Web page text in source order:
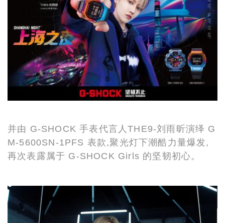
并由 G-SHOCK 手表代言人THE9-刘雨昕演绎 G
M-5600SN-1PFS 表款,聚光灯下潮酷力量爆发,
再次表露属于 G-SHOCK Girls 的坚韧初心。